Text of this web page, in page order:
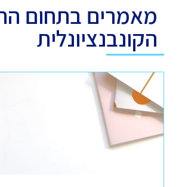
מאמרים בתחום
הקונבנציונלית